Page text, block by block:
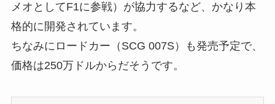
メオとしてF1に参戦）が協力するなど、かなり本
格的に開発されています。
ちなみにロードカー（SCG 007S）も発売予定で、
価格は250万ドルからだそうです。